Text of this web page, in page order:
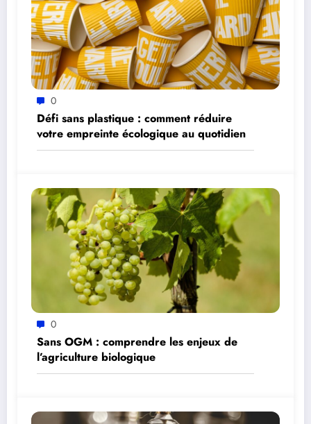
0
Défi sans plastique : comment réduire
votre empreinte écologique au quotidien
0
Sans OGM : comprendre les enjeux de
l’agriculture biologique